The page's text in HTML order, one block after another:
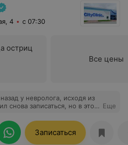
4 с 07:30
остриц
Все цены
у невролога, исходя из
снова записаться, но в этот
быстро встал на ноги.
специалистов!
Еще
Записаться